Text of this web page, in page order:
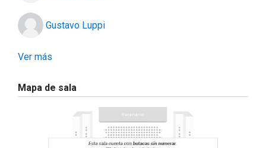
Gustavo Luppi
Ver más
Mapa de sala